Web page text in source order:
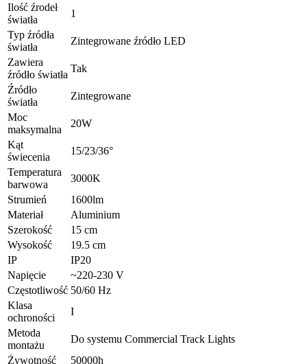
Ilość źrodeł
światła
1
Typ źródła
światła
Zintegrowane źródło LED
Zawiera
źródło światła
Tak
Źródło
światła
Zintegrowane
Moc
maksymalna
20W
Kąt
świecenia
15/23/36°
Temperatura
barwowa
3000K
Strumień
1600lm
Materiał
Aluminium
Szerokość
15 cm
Wysokość
19.5 cm
IP
IP20
Napięcie
~220-230 V
Częstotliwość 50/60 Hz
Klasa
ochroności
I
Metoda
montażu
Do systemu Commercial Track Lights
Żywotność
50000h